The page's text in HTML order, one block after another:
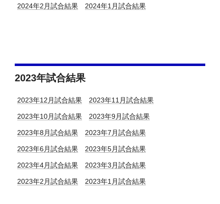
2024年2月試合結果 2024年1月試合結果
2023年試合結果
2023年12月試合結果 2023年11月試合結果
2023年10月試合結果 2023年9月試合結果
2023年8月試合結果 2023年7月試合結果
2023年6月試合結果 2023年5月試合結果
2023年4月試合結果 2023年3月試合結果
2023年2月試合結果 2023年1月試合結果